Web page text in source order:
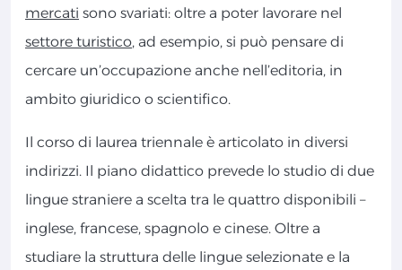
mercati sono svariati: oltre a poter lavorare nel
settore turistico, ad esempio, si può pensare di
cercare un’occupazione anche nell’editoria, in
ambito giuridico o scientifico.
Il corso di laurea triennale è articolato in diversi
indirizzi. Il piano didattico prevede lo studio di due
lingue straniere a scelta tra le quattro disponibili –
inglese, francese, spagnolo e cinese. Oltre a
studiare la struttura delle lingue selezionate e la